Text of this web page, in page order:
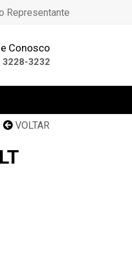
Representante
Conosco
3228-3232
VOLTAR